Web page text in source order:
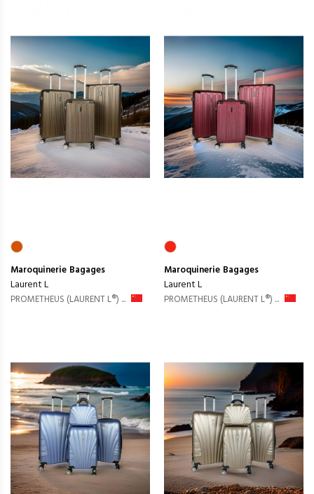
Maroquinerie Bagages
Laurent L
PROMETHEUS (LAURENT L®) ...
Maroquinerie Bagages
Laurent L
PROMETHEUS (LAURENT L®) ...